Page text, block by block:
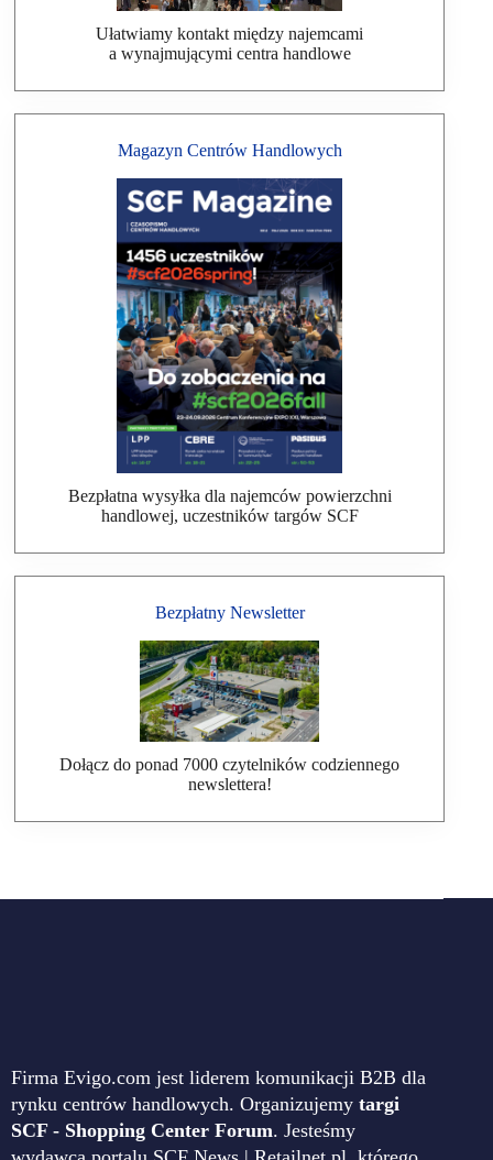
Ułatwiamy kontakt między najemcami
a wynajmującymi centra handlowe
Magazyn Centrów Handlowych
Bezpłatna wysyłka dla najemców powierzchni
handlowej, uczestników targów SCF
Bezpłatny Newsletter
Dołącz do ponad 7000 czytelników codziennego
newslettera!
Firma Evigo.com jest liderem komunikacji B2B dla
rynku centrów handlowych. Organizujemy targi
SCF - Shopping Center Forum. Jesteśmy